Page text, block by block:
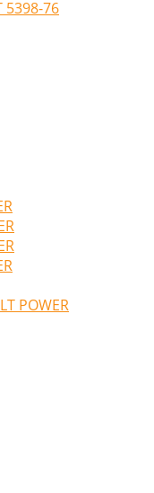
76
POWER